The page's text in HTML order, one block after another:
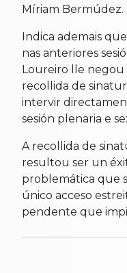
Míriam Bermúdez.
Indica ademais
nas anteriores
Loureiro lle negou
recollida de
intervir
sesión plenaria e
A recollida de
resultou ser un
problemática que
único acceso
pendente que